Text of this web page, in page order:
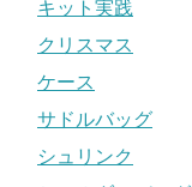
キット実践
クリスマス
ケース
サドルバッグ
シュリンク